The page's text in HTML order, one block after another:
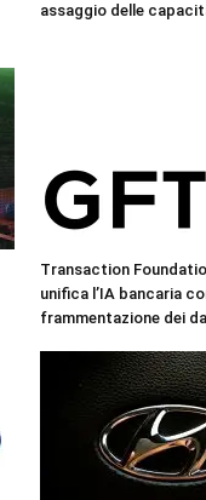
assaggio delle
Transaction
unifica l’IA bancaria
frammentazione dei